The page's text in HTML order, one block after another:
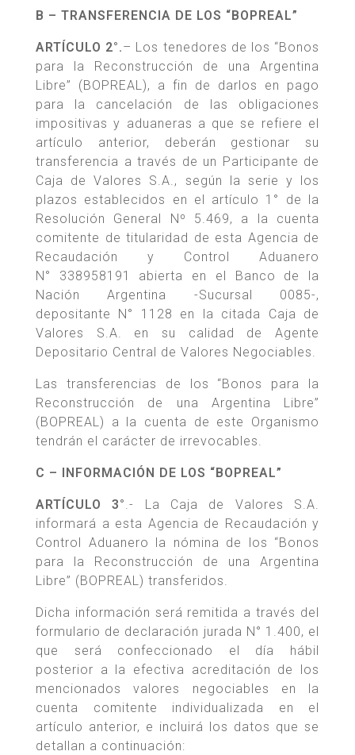
B – TRANSFERENCIA DE LOS “BOPREAL”
ARTÍCULO 2°.– Los tenedores de los “Bonos
para la Reconstrucción de una Argentina
Libre” (BOPREAL), a fin de darlos en pago
para la cancelación de las obligaciones
impositivas y aduaneras a que se refiere el
artículo anterior, deberán gestionar su
transferencia a través de un Participante de
Caja de Valores S.A., según la serie y los
plazos establecidos en el artículo 1° de la
Resolución General Nº 5.469, a la cuenta
comitente de titularidad de esta Agencia de
Recaudación y Control Aduanero
N° 338958191 abierta en el Banco de la
Nación Argentina -Sucursal 0085-,
depositante N° 1128 en la citada Caja de
Valores S.A. en su calidad de Agente
Depositario Central de Valores Negociables.
Las transferencias de los “Bonos para la
Reconstrucción de una Argentina Libre”
(BOPREAL) a la cuenta de este Organismo
tendrán el carácter de irrevocables.
C – INFORMACIÓN DE LOS “BOPREAL”
ARTÍCULO 3°.- La Caja de Valores S.A.
informará a esta Agencia de Recaudación y
Control Aduanero la nómina de los “Bonos
para la Reconstrucción de una Argentina
Libre” (BOPREAL) transferidos.
Dicha información será remitida a través del
formulario de declaración jurada N° 1.400, el
que será confeccionado el día hábil
posterior a la efectiva acreditación de los
mencionados valores negociables en la
cuenta comitente individualizada en el
artículo anterior, e incluirá los datos que se
detallan a continuación: